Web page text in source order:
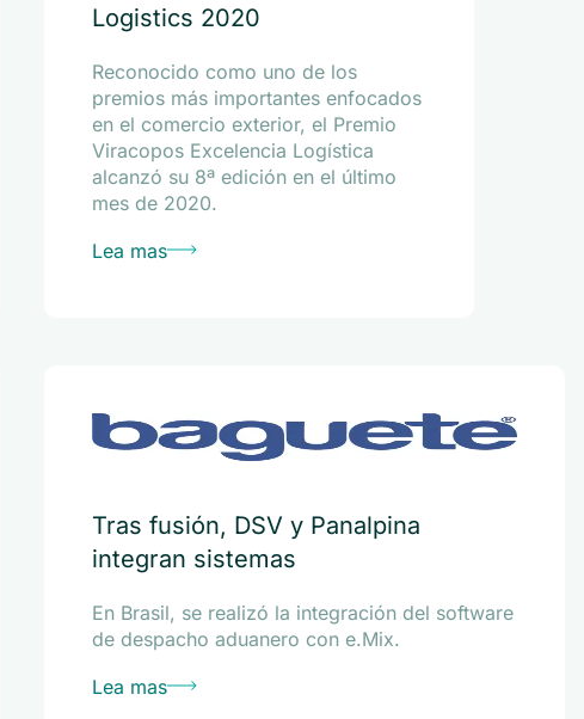
Logistics 2020
Reconocido como uno de los
premios más importantes enfocados
en el comercio exterior, el Premio
Viracopos Excelencia Logística
alcanzó su 8ª edición en el último
mes de 2020.
Lea mas
Tras fusión, DSV y Panalpina
integran sistemas
En Brasil, se realizó la integración del software
de despacho aduanero con e.Mix.
Lea mas